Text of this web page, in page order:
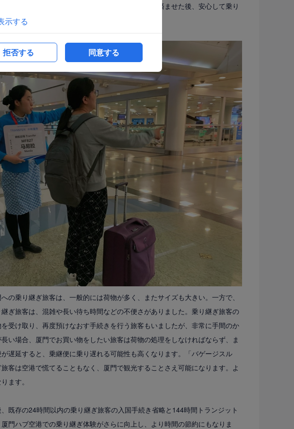
とができるようになりました。出発地で手続きを済ませた後、安心して乗り
受け取るだけになります。
の乗り継ぎ旅客は、一般的には荷物が多く、またサイズも大きい。一方で、
ぎ旅客は、混雑や長い待ち時間などの不便さがありました。乗り継ぎ旅客の
受け取り、再度預けなおす手続きを行う旅客もいましたが、非常に手間のか
い場合、厦門でお買い物をしたい旅客は荷物の処理をしなければならず、ま
遅延すると、乗継便に乗り遅れる可能性も高くなります。「バゲージスル
客は空港で慌てることもなく、厦門で観光することさえ可能になります。よ
ます。
既存の24時間以内の乗り継ぎ旅客の入国手続き省略と144時間トランジット
門ハブ空港での乗り継ぎ体験がさらに向上し、より時間の節約にもなりま
示する
拒否する 同意する